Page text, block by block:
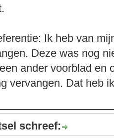
Ik heb van
Deze was nog
ander voorblad en
vervangen. Dat heb
schreef: